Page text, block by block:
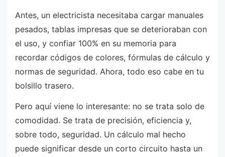
Antes, un electricista necesitaba cargar manuales
pesados, tablas impresas que se deterioraban con
el uso, y confiar 100% en su memoria para
recordar códigos de colores, fórmulas de cálculo y
normas de seguridad. Ahora, todo eso cabe en tu
bolsillo trasero.
Pero aquí viene lo interesante: no se trata solo de
comodidad. Se trata de precisión, eficiencia y,
sobre todo, seguridad. Un cálculo mal hecho
puede significar desde un corto circuito hasta un